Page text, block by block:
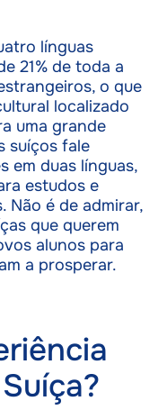
línguas
21% de toda a
o que
localizado
uma grande
suíços fale
em duas línguas,
estudos e
Não é de admirar,
que querem
alunos para
a prosperar.